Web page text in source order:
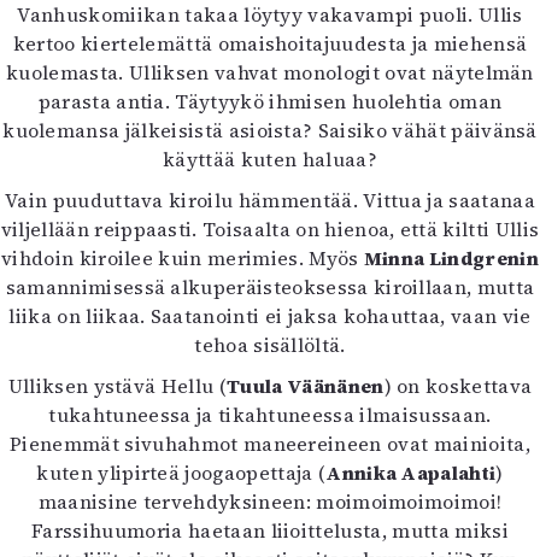
Vanhuskomiikan takaa löytyy vakavampi puoli. Ullis
kertoo kiertelemättä omaishoitajuudesta ja miehensä
kuolemasta. Ulliksen vahvat monologit ovat näytelmän
parasta antia. Täytyykö ihmisen huolehtia oman
kuolemansa jälkeisistä asioista? Saisiko vähät päivänsä
käyttää kuten haluaa?
Vain puuduttava kiroilu hämmentää. Vittua ja saatanaa
viljellään reippaasti. Toisaalta on hienoa, että kiltti Ullis
vihdoin kiroilee kuin merimies. Myös Minna Lindgrenin
samannimisessä alkuperäisteoksessa kiroillaan, mutta
liika on liikaa. Saatanointi ei jaksa kohauttaa, vaan vie
tehoa sisällöltä.
Ulliksen ystävä Hellu (Tuula Väänänen) on koskettava
tukahtuneessa ja tikahtuneessa ilmaisussaan.
Pienemmät sivuhahmot maneereineen ovat mainioita,
kuten ylipirteä joogaopettaja (Annika Aapalahti)
maanisine tervehdyksineen: moimoimoimoimoi!
Farssihuumoria haetaan liioittelusta, mutta miksi